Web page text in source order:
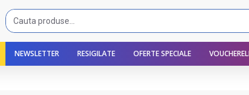
NEWSLETTER RESIGILATE OFERTE SPECIALE